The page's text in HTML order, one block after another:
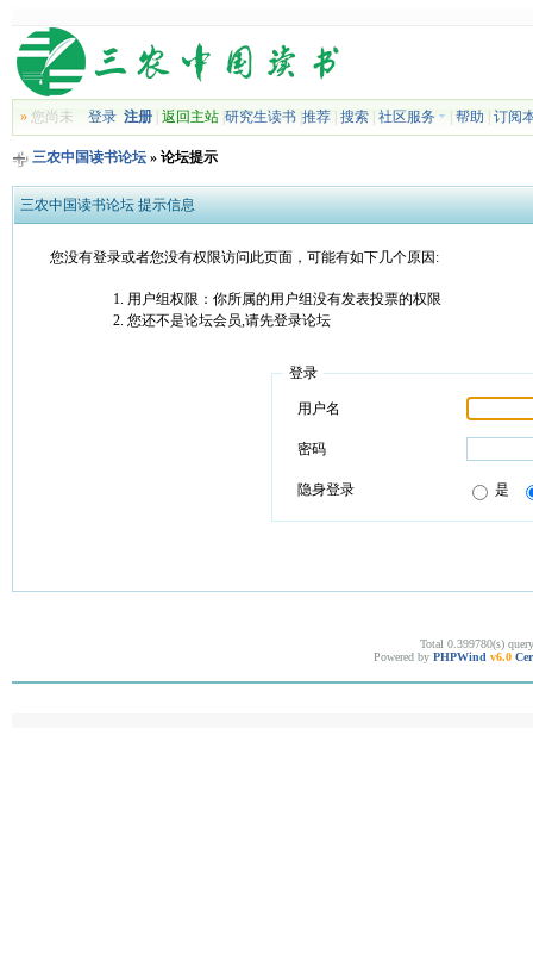
»您尚未 登录 注册| 返回主站| 研究生读书| 推荐| 搜索| 社区服务 帮助 订阅
三农中国读书论坛» 论坛提示
三农中国读书论坛 提示信息
您没有登录或者您没有权限访问此页面，可能有如下几个原因:
用户组权限：你所属的用户组没有发表投票的权限
您还不是论坛会员,请先登录论坛
登录
用户名
密码
隐身登录 是
Total 0.399780(s)
Powered by PHPWind v6.0